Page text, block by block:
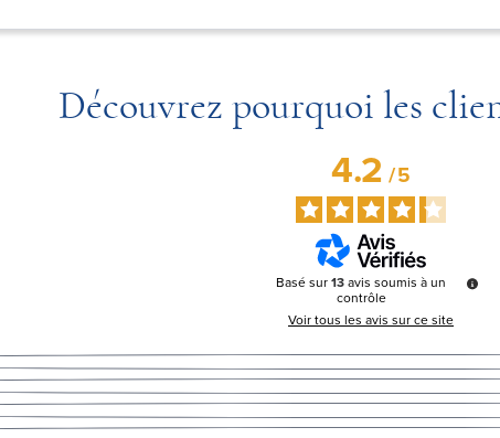
Découvrez pourquoi les
4.2/5
Basé sur13avis soumis à un
contrôle
Voir tous les avis sur ce site